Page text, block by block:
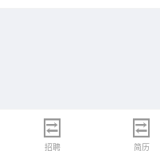
招聘 简历
招聘 简历